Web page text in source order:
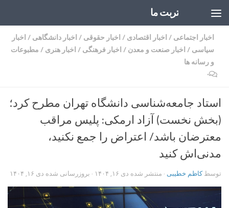
تربت ما
اخبار اجتماعی / اخبار اقتصادی / اخبار حقوقی / اخبار دانشگاهی / اخبار
سیاسی / اخبار صنعت و معدن / اخبار فرهنگی / اخبار هنری / مطبوعات
و رسانه ها
۰
استاد جامعه‌شناسی دانشگاه تهران مطرح کرد؛
(بخش نخست) آزاد ارمکی: پلیس مراقب
معترضان باشد/ اعتراض را جمع نکنید،
مدنی‌اش کنید
توسطکاظم خطیبی · منتشر شده دی ۱۶, ۱۴۰۴ · بروزرسانی شده دی ۱۶, ۱۴۰۴